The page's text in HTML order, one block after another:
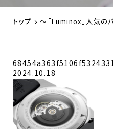
トップ ～「Luminox」人気の
2024.10.18